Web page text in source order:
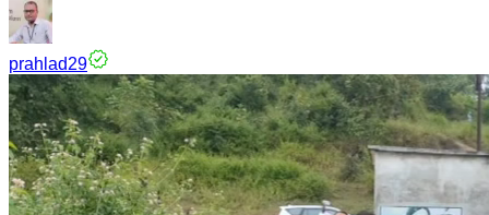
prahlad29